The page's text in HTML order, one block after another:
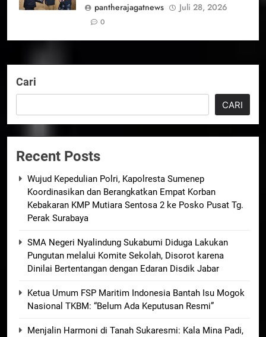
pantherajagatnews
Juli 28, 2026
0
Cari
CARI
Recent Posts
Wujud Kepedulian Polri, Kapolresta Sumenep
Koordinasikan dan Berangkatkan Empat Korban
Kebakaran KMP Mutiara Sentosa 2 ke Posko Pusat Tg.
Perak Surabaya
SMA Negeri Nyalindung Sukabumi Diduga Lakukan
Pungutan melalui Komite Sekolah, Disorot karena
Dinilai Bertentangan dengan Edaran Disdik Jabar
Ketua Umum FSP Maritim Indonesia Bantah Isu Mogok
Nasional TKBM: “Belum Ada Keputusan Resmi”
Menjalin Harmoni di Tanah Sukaresmi: Kala Mina Padi,